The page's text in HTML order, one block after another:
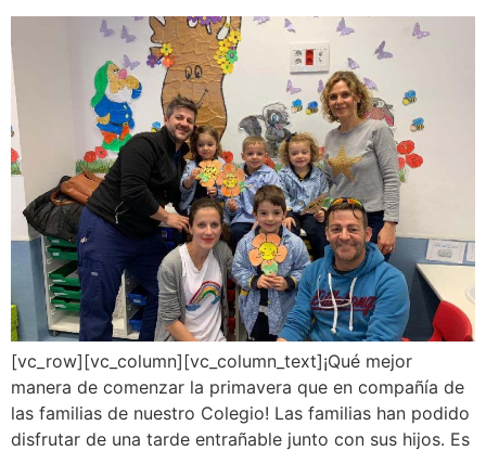
[vc_row][vc_column][vc_column_text]¡Qué mejor
manera de comenzar la primavera que en compañía de
las familias de nuestro Colegio! Las familias han podido
disfrutar de una tarde entrañable junto con sus hijos. Es